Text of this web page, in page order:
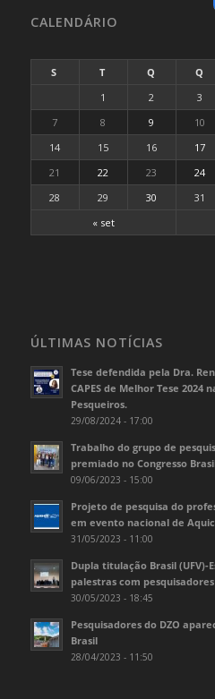
CALENDÁRIO
S T Q Q
« set
1 2 3
7
8 9 10
14
15 16 17
21
22 23 24
28
29 30 31
ÚLTIMAS NOTÍCIAS
Tese defendida pela Dra.
CAPES de Melhor Tese 2024
Pesqueiros.
29/08/2024 - 17:00
Trabalho do grupo de
premiado no Congresso
09/06/2023 - 15:00
Projeto de pesquisa do
em evento nacional de
31/05/2023 - 11:00
Dupla titulação Brasil (UFV)-
palestras com
30/05/2023 - 18:45
Pesquisadores do DZO
Brasil
28/04/2023 - 11:50